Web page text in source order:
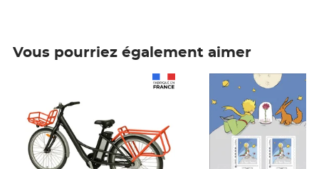
Vous pourriez également aimer
Prix 7,50€